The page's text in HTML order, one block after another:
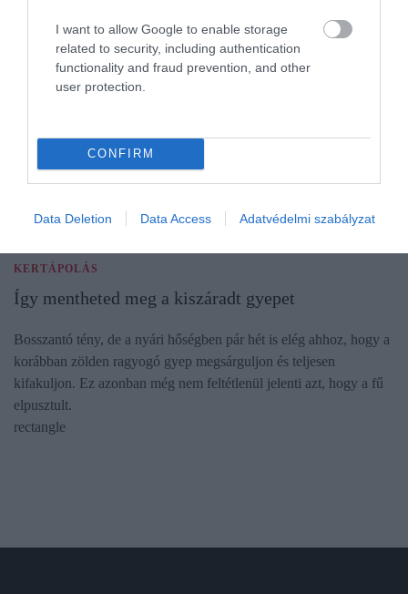
I want to allow Google to enable storage
related to security, including authentication
functionality and fraud prevention, and other
user protection.
CONFIRM
Data Deletion Data Access Adatvédelmi szabályzat
KERTÁPOLÁS
Így mentheted meg a kiszáradt gyepet
Bosszantó tény, de a nyári hőségben pár hét is elég ahhoz, hogy a
korábban zölden ragyogó gyep megsárguljon és teljesen
kifakuljon. Ez azonban még nem feltétlenül jelenti azt, hogy a fű
elpusztult.
rectangle